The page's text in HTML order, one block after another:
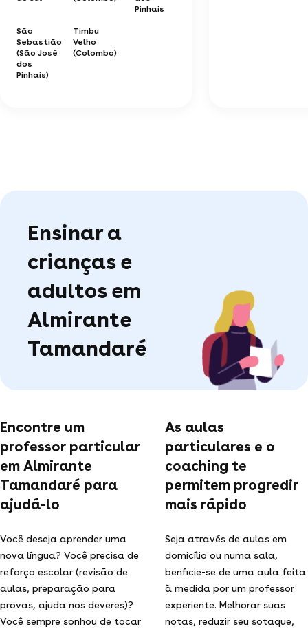
Pinhais
São
Sebastião
(São José
dos
Pinhais)
Timbu
Velho
(Colombo)
Ensinar a
crianças e
adultos em
Almirante
Tamandaré
Encontre um
professor particular
em Almirante
Tamandaré para
ajudá-lo
Você deseja aprender uma
nova língua? Você precisa de
reforço escolar (revisão de
aulas, preparação para
provas, ajuda nos deveres)?
Você sempre sonhou de tocar
As aulas
particulares e o
coaching te
permitem progredir
mais rápido
Seja através de aulas em
domicílio ou numa sala,
benficie-se de uma aula feita
à medida por um professor
experiente. Melhorar suas
notas, reduzir seu sotaque,